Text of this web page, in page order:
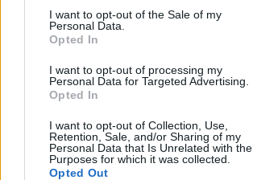
consent section.
I want to opt-out of the Sale of my
Personal Data.
Opted In
I want to opt-out of processing my
Personal Data for Targeted Advertising.
Opted In
I want to opt-out of Collection, Use,
Retention, Sale, and/or Sharing of my
Personal Data that Is Unrelated with the
Purposes for which it was collected.
Opted Out